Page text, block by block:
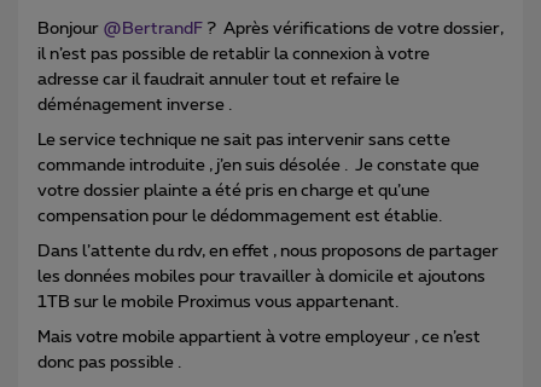
Bonjour @BertrandF ? Après vérifications de votre dossier,
il n’est pas possible de retablir la connexion à votre
adresse car il faudrait annuler tout et refaire le
déménagement inverse .
Le service technique ne sait pas intervenir sans cette
commande introduite , j’en suis désolée . Je constate que
votre dossier plainte a été pris en charge et qu’une
compensation pour le dédommagement est établie.
Dans l’attente du rdv, en effet , nous proposons de partager
les données mobiles pour travailler à domicile et ajoutons
1TB sur le mobile Proximus vous appartenant.
Mais votre mobile appartient à votre employeur , ce n’est
donc pas possible .